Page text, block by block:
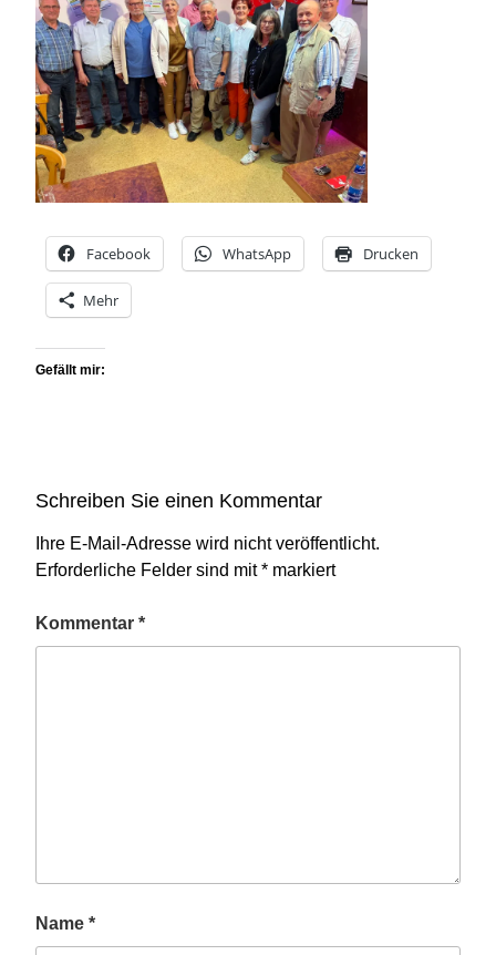
Facebook WhatsApp Drucken
Mehr
Gefällt mir:
Schreiben Sie einen Kommentar
Ihre E-Mail-Adresse wird nicht veröffentlicht.
Erforderliche Felder sind mit* markiert
Kommentar *
Name *